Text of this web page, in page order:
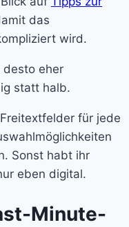
das
wird.
desto eher
statt halb.
für jede
Sonst habt ihr
eben digital.
Minute-